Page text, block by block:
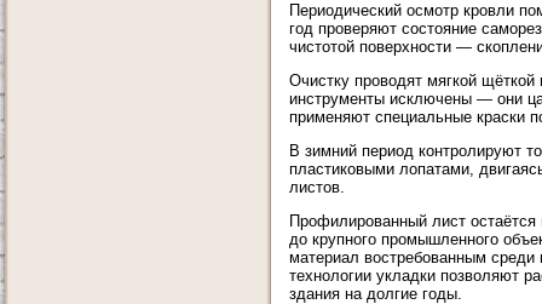
Периодический осмотр кровли
год проверяют состояние
чистотой поверхности —
Очистку проводят мягкой
инструменты исключены — они
применяют специальные краски
В зимний период контролируют
пластиковыми лопатами,
листов.
Профилированный лист
до крупного промышленного
материал востребованным
технологии укладки позволяют
здания на долгие годы.